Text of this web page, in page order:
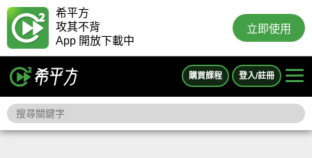
希平方
攻其不背
App 開放下載中
立即使用
購買課程 登入/註冊